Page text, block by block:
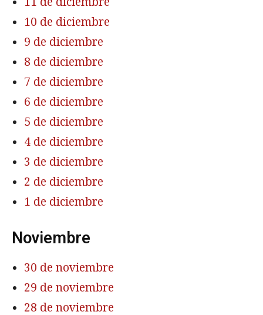
10 de diciembre
9 de diciembre
8 de diciembre
7 de diciembre
6 de diciembre
5 de diciembre
4 de diciembre
3 de diciembre
2 de diciembre
1 de diciembre
Noviembre
30 de noviembre
29 de noviembre
28 de noviembre